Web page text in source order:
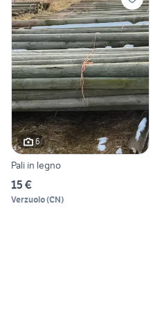
6
Pali in legno
15 €
Verzuolo(CN)